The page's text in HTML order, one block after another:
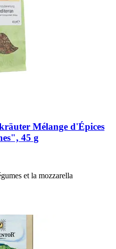
Mélange d'Épices
45 g
et la mozzarella